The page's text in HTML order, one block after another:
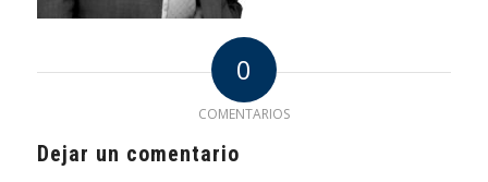
0
COMENTARIOS
Dejar un comentario